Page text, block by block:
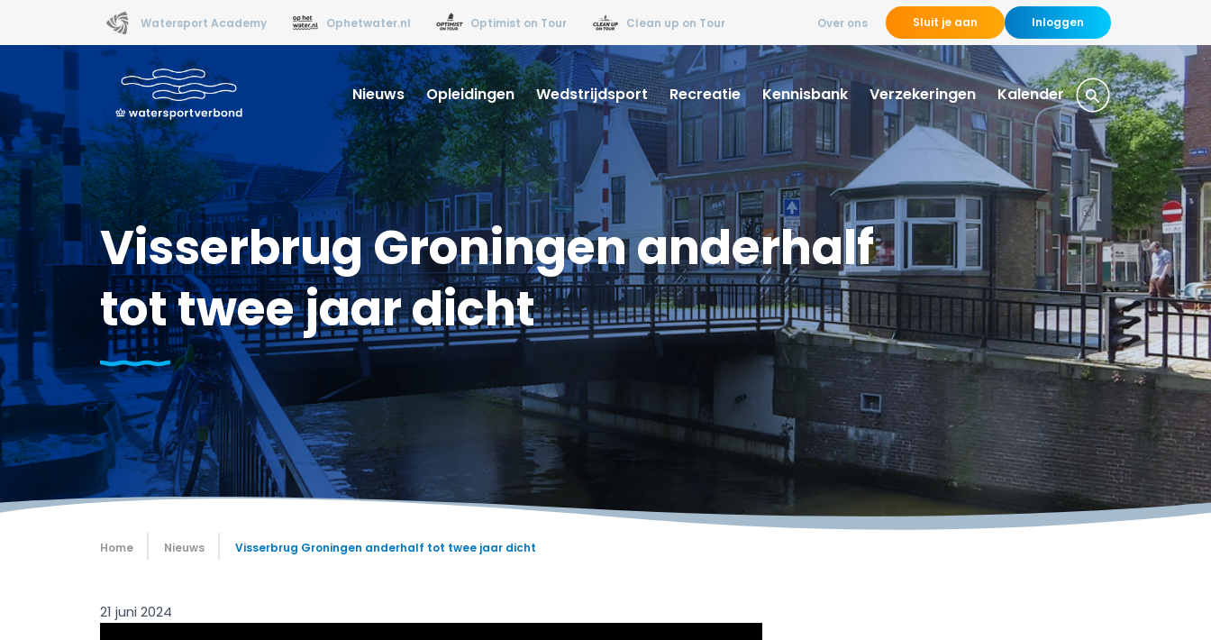
Watersport Academy Ophetwater.nl Optimist on Tour Clean up on Tour Over ons Sluit je aan Inloggen
Nieuws Opleidingen Wedstrijdsport Recreatie Kennisbank Verzekeringen Kalender
Visserbrug Groningen anderhalf
tot twee jaar dicht
Home Nieuws Visserbrug Groningen anderhalf tot twee jaar dicht
21 juni 2024